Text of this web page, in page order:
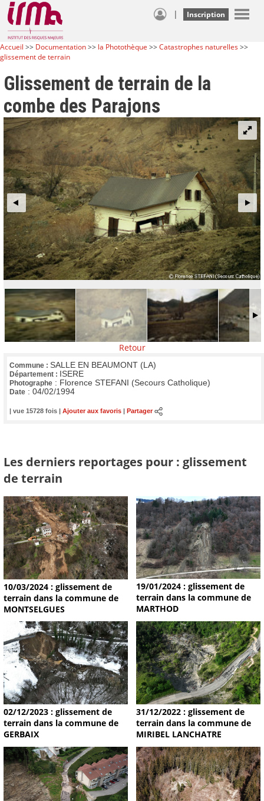
| Inscription
Accueil >> Documentation>> la Photothèque >>Catastrophes naturelles>>
glissement de terrain
Glissement de terrain de la
combe des Parajons
Retour
Commune : SALLE EN BEAUMONT (LA)
Département : ISERE
Photographe : Florence STEFANI (Secours Catholique)
Date : 04/02/1994
| vue 15728 fois | Ajouter aux favoris Partager
Les derniers reportages pour : glissement
de terrain
10/03/2024 : glissement de
terrain dans la commune de
MONTSELGUES
19/01/2024 : glissement de
terrain dans la commune de
MARTHOD
02/12/2023 : glissement de
terrain dans la commune de
GERBAIX
31/12/2022 : glissement de
terrain dans la commune de
MIRIBEL LANCHATRE